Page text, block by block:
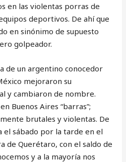
en las violentas porras de
deportivos. De ahí que
en sinónimo de supuesto
golpeador.
un argentino conocedor
mejoraron su
y cambiaron de nombre.
Buenos Aires “barras”;
brutales y violentas. De
el sábado por la tarde en el
de Querétaro, con el saldo de
y a la mayoría nos